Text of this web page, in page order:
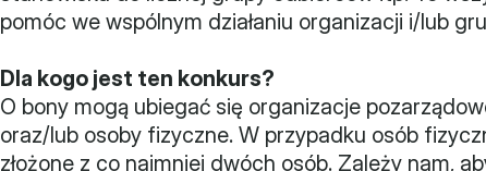
pomóc we wspólnym działaniu organizacji i/lub
Dla kogo jest ten konkurs?
O bony mogą ubiegać się organizacje
oraz/lub osoby fizyczne. W przypadku osób
złożone z co najmniej dwóch osób. Zależy nam,